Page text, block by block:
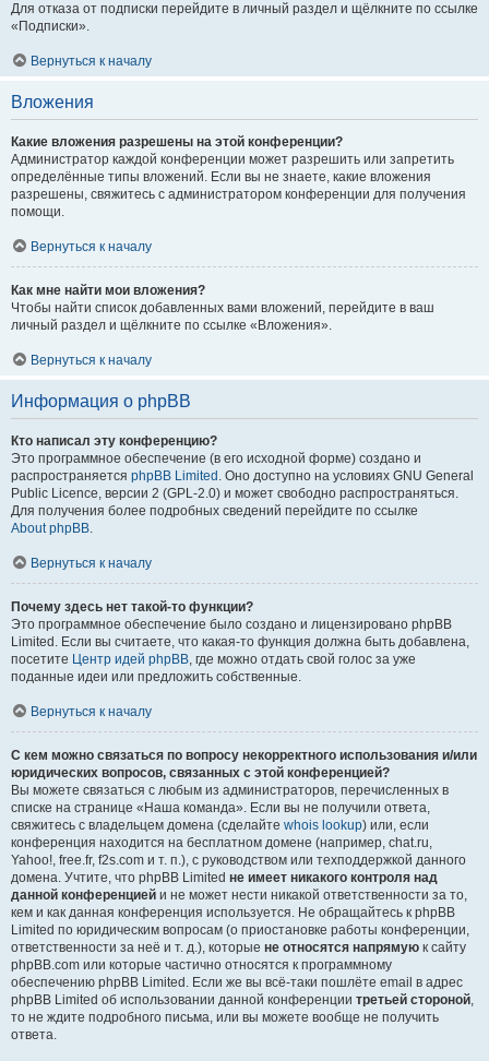
Для отказа от подписки перейдите в личный раздел и щёлкните по ссылке
«Подписки».
Вернуться к началу
Вложения
Какие вложения разрешены на этой конференции?
Администратор каждой конференции может разрешить или запретить
определённые типы вложений. Если вы не знаете, какие вложения
разрешены, свяжитесь с администратором конференции для получения
помощи.
Вернуться к началу
Как мне найти мои вложения?
Чтобы найти список добавленных вами вложений, перейдите в ваш
личный раздел и щёлкните по ссылке «Вложения».
Вернуться к началу
Информация о phpBB
Кто написал эту конференцию?
Это программное обеспечение (в его исходной форме) создано и
распространяется phpBB Limited . Оно доступно на условиях GNU General
Public Licence, версии 2 (GPL-2.0) и может свободно распространяться.
Для получения более подробных сведений перейдите по ссылке
About phpBB.
Вернуться к началу
Почему здесь нет такой-то функции?
Это программное обеспечение было создано и лицензировано phpBB
Limited. Если вы считаете, что какая-то функция должна быть добавлена,
посетите Центр идей phpBB, где можно отдать свой голос за уже
поданные идеи или предложить собственные.
Вернуться к началу
С кем можно связаться по вопросу некорректного использования и/или
юридических вопросов, связанных с этой конференцией?
Вы можете связаться с любым из администраторов, перечисленных в
списке на странице «Наша команда». Если вы не получили ответа,
свяжитесь с владельцем домена (сделайте whois lookup) или, если
конференция находится на бесплатном домене (например, chat.ru,
Yahoo!, free.fr, f2s.com и т. п.), с руководством или техподдержкой данного
домена. Учтите, что phpBB Limited не имеет никакого контроля над
данной конференцией и не может нести никакой ответственности за то,
кем и как данная конференция используется. Не обращайтесь к phpBB
Limited по юридическим вопросам (о приостановке работы конференции,
ответственности за неё и т. д.), которые не относятся напрямую к сайту
phpBB.com или которые частично относятся к программному
обеспечению phpBB Limited. Если же вы всё-таки пошлёте email в адрес
phpBB Limited об использовании данной конференции третьей стороной,
то не ждите подробного письма, или вы можете вообще не получить
ответа.